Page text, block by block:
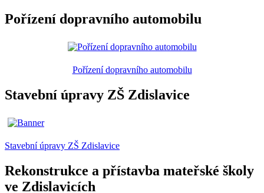
Pořízení dopravního automobilu
Pořízení dopravního automobilu
Stavební úpravy ZŠ Zdislavice
Stavební úpravy ZŠ Zdislavice
Rekonstrukce a přístavba mateřské školy
ve Zdislavicích